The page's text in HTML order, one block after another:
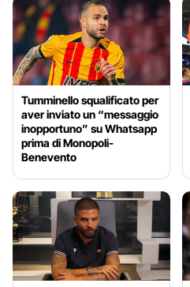
Tumminello squalificato per
aver inviato un “messaggio
inopportuno” su Whatsapp
prima di Monopoli-
Benevento